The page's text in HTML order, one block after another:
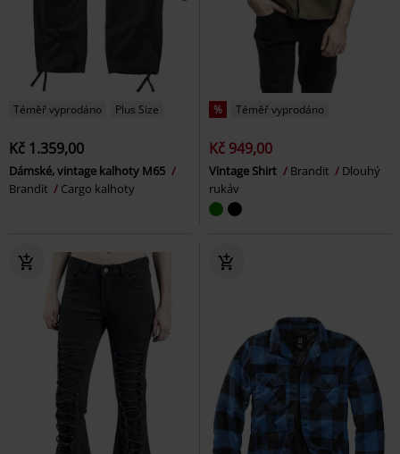
Téměř vyprodáno Plus Size
Kč 1.359,00
Dámské, vintage kalhoty M65
Brandit
Cargo kalhoty
% Téměř vyprodáno
Kč 949,00
Vintage Shirt Brandit
Dlouhý
rukáv